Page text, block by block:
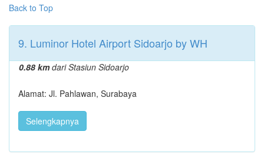
Back to Top
9. Luminor Hotel Airport Sidoarjo by WH
0.88 kmdari Stasiun Sidoarjo
Alamat: Jl. Pahlawan, Surabaya
Selengkapnya